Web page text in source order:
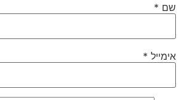
שם *
אימייל *